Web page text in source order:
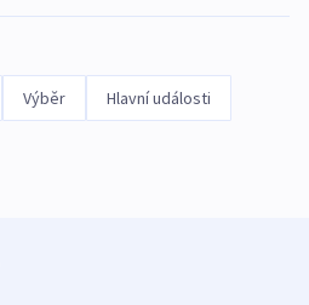
Výběr Hlavní události